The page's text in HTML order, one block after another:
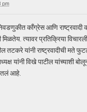
pm
काँग्रेस आणि
त्यावर प्रतिक्रिया
तटकरे यांनी राष्ट्रवादीची मते
यांनी विखे पाटील यांच्याशी
आहे.